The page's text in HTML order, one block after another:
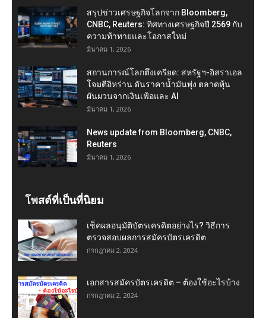
สรุปข่าวเศรษฐกิจโลกจาก Bloomberg,
CNBC, Reuters: ทิศทางเศรษฐกิจปี 2569 กับ
ความท้าทายและโอกาสใหม่
มีนาคม 1, 2026
สถานการณ์โลกตึงเครียด: สหรัฐฯ-อิสราเอล
โจมตีอิหร่าน ดันราคาน้ำมันพุ่ง ตลาดหุ้น
ผันผวนจากเงินเฟ้อและ AI
มีนาคม 1, 2026
News update from Bloomberg, CNBC,
Reuters
มีนาคม 1, 2026
โพสต์ที่เป็นที่นิยม
เช็คผลอนุมัติบัตรเครดิตอย่างไร? วิธีการ
ตรวจสอบผลการสมัครบัตรเครดิต
กรกฎาคม 2, 2024
เอกสารสมัครบัตรเครดิต – ต้องใช้อะไรบ้าง
กรกฎาคม 2, 2024